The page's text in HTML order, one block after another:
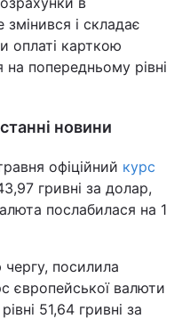
і складає
оплаті карткою
попередньому рівні
новини
офіційний курс
гривні за долар,
послабилася на 1
посилила
європейської валюти
51,64 гривні за